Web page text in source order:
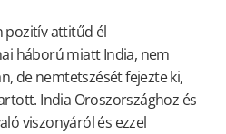
pozitív attitűd él
háború miatt India, nem
de nemtetszését fejezte ki,
India Oroszországhoz és
viszonyáról és ezzel